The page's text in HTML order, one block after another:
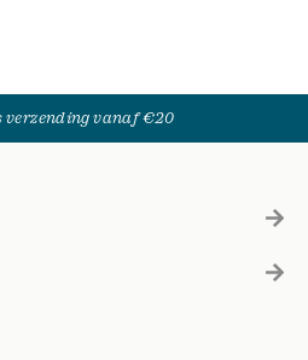
verzending vanaf €20